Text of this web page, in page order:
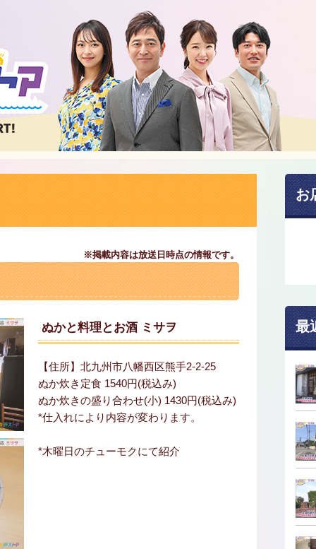
※掲載内容は放送日時点の情報です。
ぬかと料理とお酒 ミサヲ
【住所】北九州市八幡西区熊手2-2-25
ぬか炊き定食 1540円(税込み)
ぬか炊きの盛り合わせ(小) 1430円(税込み)
*仕入れにより内容が変わります。
*木曜日のチューモクにて紹介
お
最